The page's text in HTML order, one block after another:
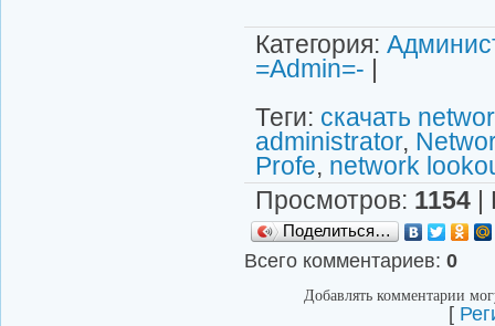
Категория:
=Admin=- |
Теги: скачать
administrator,
Profe, network
Просмотров: 1154 |
Поделиться…
Всего комментариев: 0
Добавлять комментарии
[